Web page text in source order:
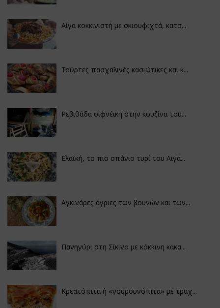
Αίγα κοκκινιστή με σκιουφιχτά, κατσ...
Τούρτες πασχαλινές κασιώτικες και κ...
Ρεβιθάδα σιφνέικη στην κουζίνα του...
Ελαϊκή, το πιο σπάνιο τυρί του Αιγα...
Αγκινάρες άγριες των βουνών και των...
Πανηγύρι στη Σίκινο με κόκκινη κακα...
Κρεατόπιτα ή «γουρουνόπιτα» με τραχ...